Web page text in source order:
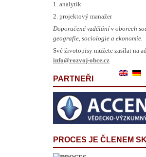
1. analytik
2. projektový manažer
Doporučené vzdělání v oborech
geografie, sociologie a ekonomie.
Své životopisy můžete zasílat na
info@rozvoj-obce.cz
PARTNEŘI
PROCES JE ČLENEM